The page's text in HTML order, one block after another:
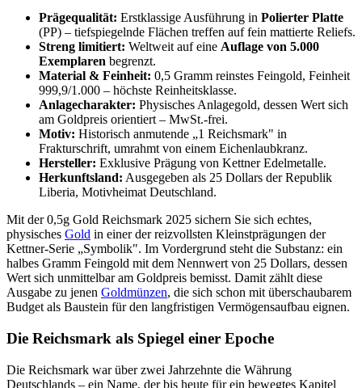
Prägequalität: Erstklassige Ausführung in Polierter Platte
(PP) – tiefspiegelnde Flächen treffen auf fein mattierte Reliefs.
Streng limitiert: Weltweit auf eine Auflage von 5.000
Exemplaren begrenzt.
Material & Feinheit: 0,5 Gramm reinstes Feingold, Feinheit
999,9/1.000 – höchste Reinheitsklasse.
Anlagecharakter: Physisches Anlagegold, dessen Wert sich
am Goldpreis orientiert – MwSt.-frei.
Motiv: Historisch anmutende „1 Reichsmark" in
Frakturschrift, umrahmt von einem Eichenlaubkranz.
Hersteller: Exklusive Prägung von Kettner Edelmetalle.
Herkunftsland: Ausgegeben als 25 Dollars der Republik
Liberia, Motivheimat Deutschland.
Mit der 0,5g Gold Reichsmark 2025 sichern Sie sich echtes,
physisches Gold in einer der reizvollsten Kleinstprägungen der
Kettner-Serie „Symbolik". Im Vordergrund steht die Substanz: ein
halbes Gramm Feingold mit dem Nennwert von 25 Dollars, dessen
Wert sich unmittelbar am Goldpreis bemisst. Damit zählt diese
Ausgabe zu jenen Goldmünzen, die sich schon mit überschaubarem
Budget als Baustein für den langfristigen Vermögensaufbau eignen.
Die Reichsmark als Spiegel einer Epoche
Die Reichsmark war über zwei Jahrzehnte die Währung
Deutschlands – ein Name, der bis heute für ein bewegtes Kapitel